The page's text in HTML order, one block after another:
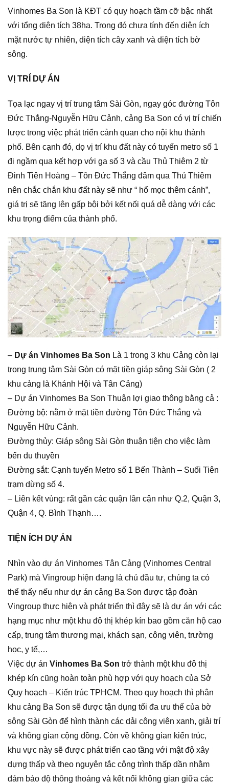
Vinhomes Ba Son là KĐT có quy hoạch tầm cỡ bậc nhất
với tổng diện tích 38ha. Trong đó chưa tính đến diện ích
mặt nước tự nhiên, diện tích cây xanh và diện tích bờ
sông.
VỊ TRÍ DỰ ÁN
Tọa lạc ngay vị trí trung tâm Sài Gòn, ngay góc đường Tôn
Đức Thắng-Nguyễn Hữu Cảnh, cảng Ba Son có vị trí chiến
lược trong việc phát triển cảnh quan cho nội khu thành
phố. Bên cạnh đó, dọ vị trí khu đất này có tuyến metro số 1
đi ngầm qua kết hợp với ga số 3 và cầu Thủ Thiêm 2 từ
Đinh Tiên Hoàng – Tôn Đức Thắng đâm qua Thủ Thiêm
nên chắc chắn khu đất này sẽ như “ hổ mọc thêm cánh”,
giá trị sẽ tăng lên gấp bội bởi kết nối quá dễ dàng với các
khu trọng điểm của thành phố.
– Dự án Vinhomes Ba Son Là 1 trong 3 khu Cảng còn lại
trong trung tâm Sài Gòn có mặt tiền giáp sông Sài Gòn ( 2
khu cảng là Khánh Hội và Tân Cảng)
– Dự án Vinhomes Ba Son Thuận lợi giao thông bằng cả :
Đường bộ: nằm ở mặt tiền đường Tôn Đức Thắng và
Nguyễn Hữu Cảnh.
Đường thủy: Giáp sông Sài Gòn thuận tiện cho việc làm
bến du thuyền
Đường sắt: Cạnh tuyến Metro số 1 Bến Thành – Suối Tiên
trạm dừng số 4.
– Liên kết vùng: rất gần các quận lân cận như Q.2, Quận 3,
Quận 4, Q. Bình Thạnh….
TIỆN ÍCH DỰ ÁN
Nhìn vào dự án Vinhomes Tân Cảng (Vinhomes Central
Park) mà Vingroup hiện đang là chủ đầu tư, chúng ta có
thể thấy nếu như dự án cảng Ba Son được tập đoàn
Vingroup thực hiện và phát triển thì đây sẽ là dự án với các
hạng mục như một khu đô thị khép kín bao gồm căn hộ cao
cấp, trung tâm thương mại, khách sạn, công viên, trường
học, y tế,…
Việc dự án Vinhomes Ba Son trở thành một khu đô thị
khép kín cũng hoàn toàn phù hợp với quy hoạch của Sở
Quy hoạch – Kiến trúc TPHCM. Theo quy hoạch thì phân
khu cảng Ba Son sẽ được tận dụng tối đa ưu thế của bờ
sông Sài Gòn để hình thành các dải công viên xanh, giải trí
và không gian cộng đồng. Còn về không gian kiến trúc,
khu vực này sẽ được phát triển cao tầng với mật độ xây
dựng thấp và theo nguyên tắc công trình thấp dần nhằm
đảm bảo độ thông thoáng và kết nối không gian giữa các